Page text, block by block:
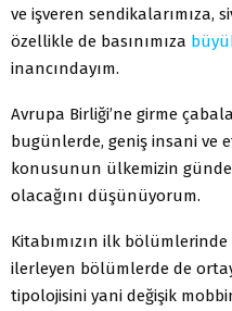
ve işveren sendikalarımıza,
özellikle de basınımıza
inancındayım.
Avrupa Birliği’ne girme
bugünlerde, geniş insani ve
konusunun ülkemizin
olacağını düşünüyorum.
Kitabımızın ilk
ilerleyen bölümlerde de
tipolojisini yani değişik